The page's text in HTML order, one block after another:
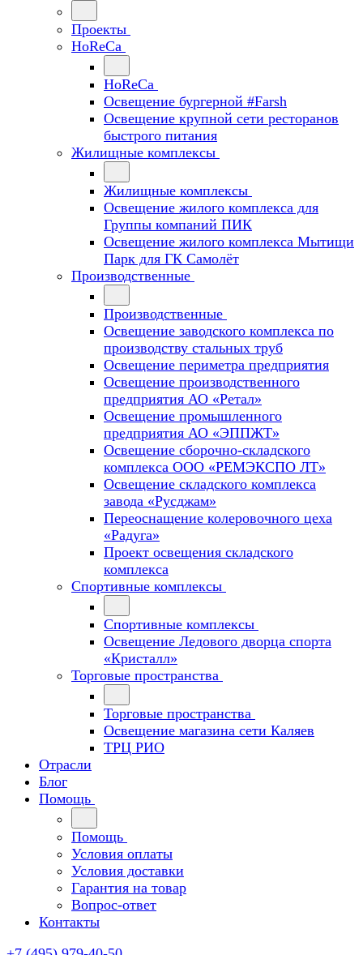
Проекты
HoReCa
HoReCa
Освещение бургерной #Farsh
Освещение крупной сети ресторанов
быстрого питания
Жилищные комплексы
Жилищные комплексы
Освещение жилого комплекса для
Группы компаний ПИК
Освещение жилого комплекса Мытищи
Парк для ГК Самолёт
Производственные
Производственные
Освещение заводского комплекса по
производству стальных труб
Освещение периметра предприятия
Освещение производственного
предприятия АО «Ретал»
Освещение промышленного
предприятия АО «ЭППЖТ»
Освещение сборочно-складского
комплекса ООО «РЕМЭКСПО ЛТ»
Освещение складского комплекса
завода «Русджам»
Переоснащение колеровочного цеха
«Радуга»
Проект освещения складского
комплекса
Спортивные комплексы
Спортивные комплексы
Освещение Ледового дворца спорта
«Кристалл»
Торговые пространства
Торговые пространства
Освещение магазина сети Каляев
ТРЦ РИО
Отрасли
Блог
Помощь
Помощь
Условия оплаты
Условия доставки
Гарантия на товар
Вопрос-ответ
Контакты